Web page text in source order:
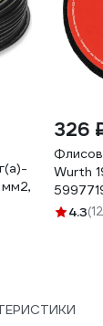
326
Wurth
4.3